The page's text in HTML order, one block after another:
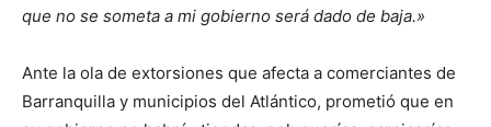
que no se someta a mi gobierno será dado de baja.»
Ante la ola de extorsiones que afecta a comerciantes de
Barranquilla y municipios del Atlántico, prometió que en